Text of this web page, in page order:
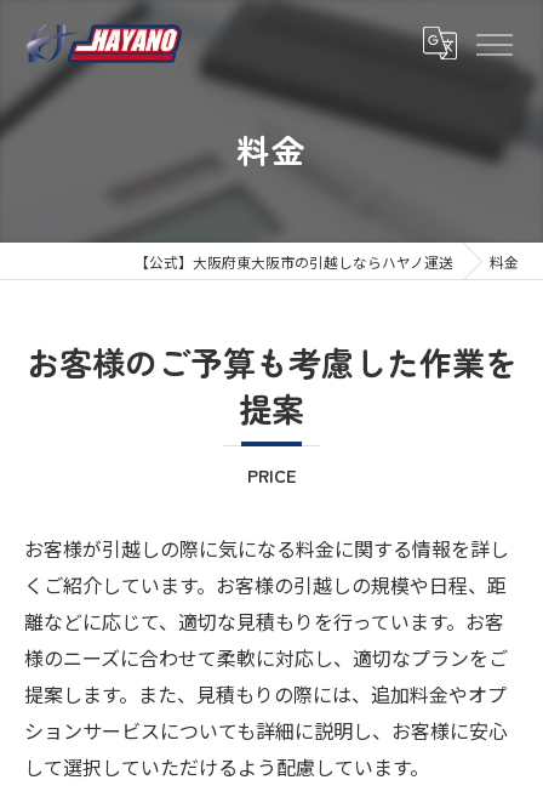
料金
【公式】大阪府東大阪市の引越しならハヤノ運送 料金
お客様のご予算も考慮した作業を
提案
PRICE
お客様が引越しの際に気になる料金に関する情報を詳し
くご紹介しています。お客様の引越しの規模や日程、距
離などに応じて、適切な見積もりを行っています。お客
様のニーズに合わせて柔軟に対応し、適切なプランをご
提案します。また、見積もりの際には、追加料金やオプ
ションサービスについても詳細に説明し、お客様に安心
して選択していただけるよう配慮しています。